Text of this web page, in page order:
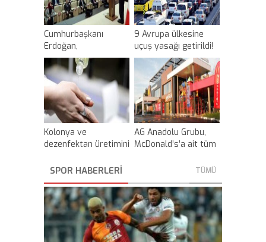
Cumhurbaşkanı
Erdoğan,
koronavirüse karşı
alınan 21 tedbiri
açıkladı
9 Avrupa ülkesine
uçuş yasağı getirildi!
Kolonya ve
dezenfektan üretimini
karıştırma
zorunluluğu askıya
alındı
AG Anadolu Grubu,
McDonald’s’a ait tüm
SPOR HABERLERİ TÜMÜ